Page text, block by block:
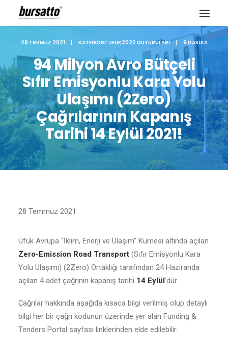
28 TEMMUZ 2021 | KATEGORI: UFUK2020 DUYURULARI | 9 DAKIKA
94 Milyon Avro Bütçeli
Sıfır Emisyonlu Kara Yolu
Ulaşımı (2Zero)
Çağrılarının Kapanış
Tarihi 14 Eylül 2021!
28 Temmuz 2021
Ufuk Avrupa “İklim, Enerji ve Ulaşım” Kümesi altında açılan
Zero-Emission Road Transport (Sıfır Emisyonlu Kara
Yolu Ulaşımı) (2Zero) Ortaklığı tarafından 24 Haziranda
açılan 4 adet çağrının kapanış tarihi 14 Eylül’dür.
Çağrılar hakkında aşağıda kısaca bilgi verilmiş olup detaylı
bilgi her bir çağrı kodunun üzerinde yer alan Funding &
Tenders Portal sayfası linklerinden elde edilebilir.